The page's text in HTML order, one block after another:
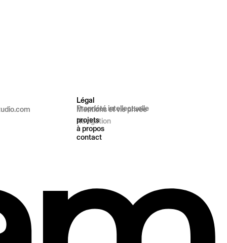
Légal
Mentions et vie privée
Propriété intellectuelle
Navigation
projets
à propos
contact